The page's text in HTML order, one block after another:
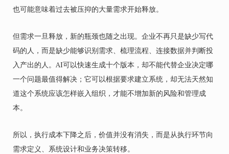
也可能意味着过去被压抑的大量需求开始释放。
但需求一旦释放，新的瓶颈也随之出现。企业不再只是缺少写代
码的人，而是缺少能够识别需求、梳理流程、连接数据并判断投
入产出的人。AI可以快速生成十个版本，却不能代替企业决定哪
一个问题最值得解决；它可以根据要求建立系统，却无法天然知
道这个系统应该怎样嵌入组织，才能不增加新的风险和管理成
本。
所以，执行成本下降之后，价值并没有消失，而是从执行环节向
需求定义、系统设计和业务决策转移。